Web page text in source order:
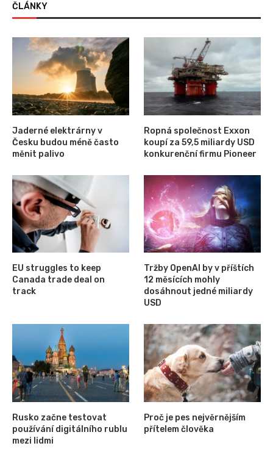
ČLÁNKY
Jaderné elektrárny v
Česku budou méně často
měnit palivo
Ropná společnost Exxon
koupí za 59,5 miliardy USD
konkurenční firmu Pioneer
EU struggles to keep
Canada trade deal on
track
Tržby OpenAI by v příštích
12 měsících mohly
dosáhnout jedné miliardy
USD
Rusko začne testovat
používání digitálního rublu
mezi lidmi
Proč je pes nejvěrnějším
přítelem člověka